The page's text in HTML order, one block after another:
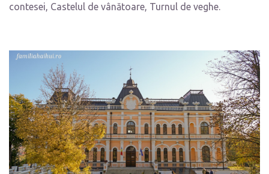
contesei, Castelul de vânătoare, Turnul de veghe.